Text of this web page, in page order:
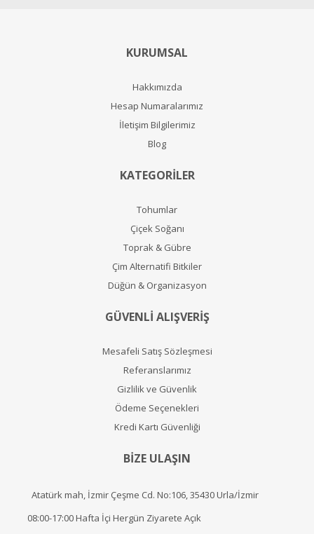
KURUMSAL
Hakkımızda
Hesap Numaralarımız
İletişim Bilgilerimiz
Blog
KATEGORİLER
Tohumlar
Çiçek Soğanı
Toprak & Gübre
Çim Alternatifi Bitkiler
Düğün & Organizasyon
GÜVENLİ ALIŞVERİŞ
Mesafeli Satış Sözleşmesi
Referanslarımız
Gizlilik ve Güvenlik
Ödeme Seçenekleri
Kredi Kartı Güvenliği
BİZE ULAŞIN
Atatürk mah, İzmir Çeşme Cd. No:106, 35430 Urla/İzmir
08:00-17:00 Hafta İçi Hergün Ziyarete Açık